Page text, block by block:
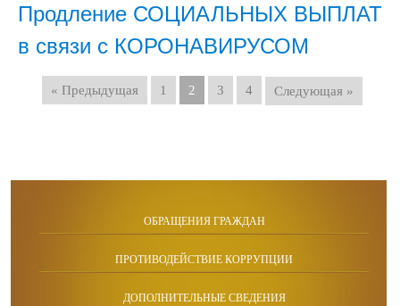
Продление СОЦИАЛЬНЫХ ВЫПЛАТ
в связи с КОРОНАВИРУСОМ
« Предыдущая 1 2 3 4 Следующая »
ОБРАЩЕНИЯ ГРАЖДАН
ПРОТИВОДЕЙСТВИЕ КОРРУПЦИИ
ДОПОЛНИТЕЛЬНЫЕ СВЕДЕНИЯ